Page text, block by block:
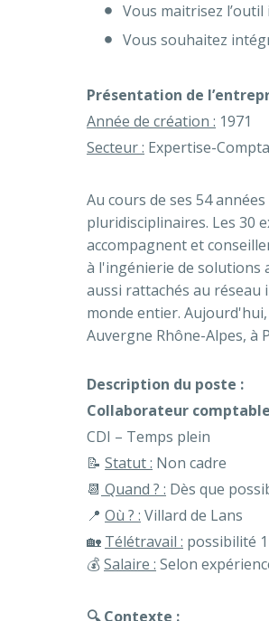
Vous maitrisez
Vous souhaitez
Présentation de
Année de création : 1971
Secteur : Expertise-
Au cours de ses 54
pluridisciplinaires. Les 30
accompagnent et
à l'ingénierie de solutions
aussi rattachés au
monde entier.
Auvergne Rhône-Alpes, à
Description du poste :
Collaborateur
CDI – Temps plein
📝 Statut : Non cadre
📆 Quand ? : Dès que
📍 Où ? : Villard de Lans
🏡 Télétravail : possibilité
💰Salaire : Selon
🔍 Contexte :